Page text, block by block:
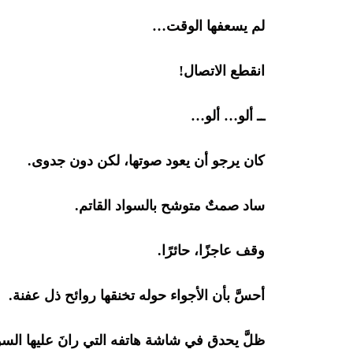
لم يسعفها الوقت…
انقطع الاتصال!
ــ ألو… ألو…
كان يرجو أن يعود صوتها، لكن دون جدوى.
ساد صمتٌ متوشح بالسواد القاتم.
وقف عاجزًا، حائرًا.
أحسَّ بأن الأجواء حوله تخنقها روائح ذل عفنة.
ظلَّ يحدق في شاشة هاتفه التي رانَ عليها